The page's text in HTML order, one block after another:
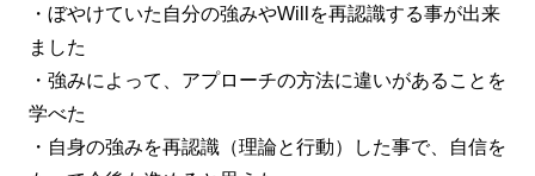
・ぼやけていた自分の強みやWillを再認識する事が出来
ました
・強みによって、アプローチの方法に違いがあることを
学べた
・自身の強みを再認識（理論と行動）した事で、自信を